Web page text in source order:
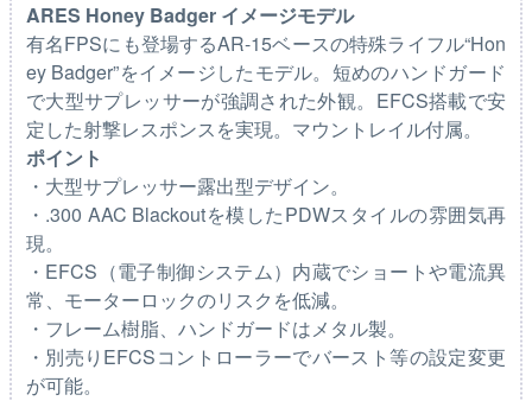
ARES Honey Badger イメージモデル
有名FPSにも登場するAR-15ベースの特殊ライフル“Hon
ey Badger”をイメージしたモデル。短めのハンドガード
で大型サプレッサーが強調された外観。EFCS搭載で安
定した射撃レスポンスを実現。マウントレイル付属。
ポイント
・大型サプレッサー露出型デザイン。
・.300 AAC Blackoutを模したPDWスタイルの雰囲気再
現。
・EFCS（電子制御システム）内蔵でショートや電流異
常、モーターロックのリスクを低減。
・フレーム樹脂、ハンドガードはメタル製。
・別売りEFCSコントローラーでバースト等の設定変更
が可能。